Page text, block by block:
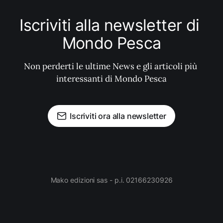
Iscriviti alla newsletter di
Mondo Pesca
Non perderti le ultime News e gli articoli più
interessanti di Mondo Pesca
Iscriviti ora alla newsletter
Mako edizioni sas - p.i. 02166230926